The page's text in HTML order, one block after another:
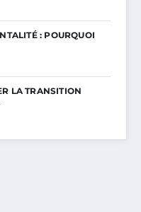
: POURQUOI
LA TRANSITION